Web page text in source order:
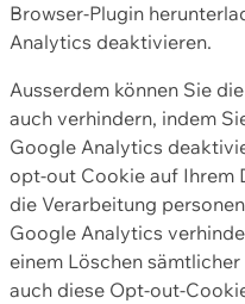
Browser-Plugin
Analytics deaktivieren.
Ausserdem können Sie
auch verhindern, indem
Google Analytics
opt-out Cookie auf Ihrem
die Verarbeitung
Google Analytics
einem Löschen
auch diese Opt-out-